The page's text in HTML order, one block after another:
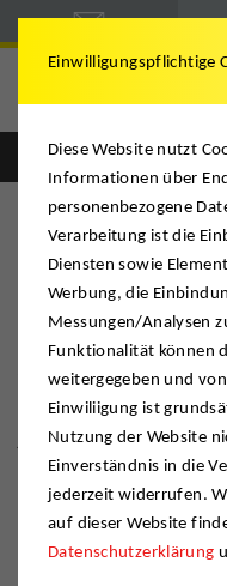
Achnitz
STADTARCHIV
vieler Tausend
Achnitz
Einwilligungspflichtige
Diese Website nutzt
Informationen über
personenbezogene
Verarbeitung ist die
Diensten sowie
Werbung, die
Messungen/Analysen
Funktionalität können
weitergegeben und
Einwiliigung ist
Nutzung der Website
Einverständnis in die
jederzeit widerrufen.
auf dieser Website
Datenschutzerklärung